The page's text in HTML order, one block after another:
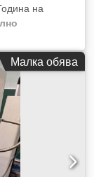
на
лентов
Kläger Тип:
Година на
на
607 x
Дължина на
лентата: 15 –
Височина:
на
Крачета за
Малка обява